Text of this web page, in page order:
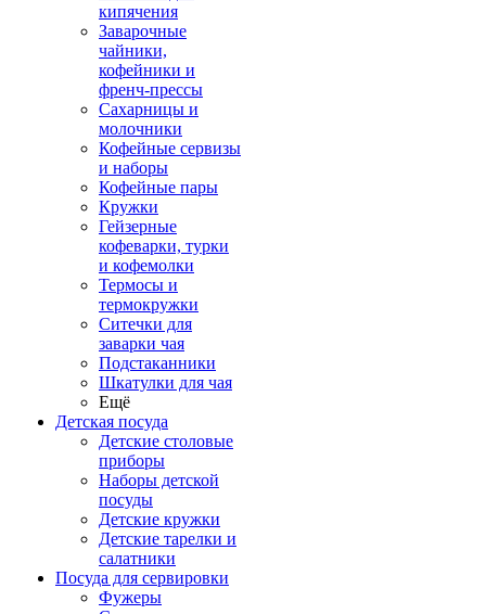
кипячения
Заварочные
чайники,
кофейники и
френч-прессы
Сахарницы и
молочники
Кофейные сервизы
и наборы
Кофейные пары
Кружки
Гейзерные
кофеварки, турки
и кофемолки
Термосы и
термокружки
Ситечки для
заварки чая
Подстаканники
Шкатулки для чая
Ещё
Детская посуда
Детские столовые
приборы
Наборы детской
посуды
Детские кружки
Детские тарелки и
салатники
Посуда для сервировки
Фужеры